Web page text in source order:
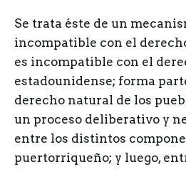
Se trata éste de un
incompatible con el
es incompatible con el
estadounidense; forma
derecho natural de los
un proceso deliberativo y
entre los distintos
puertorriqueño; y luego,